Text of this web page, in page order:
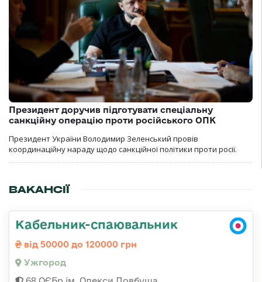
Президент доручив підготувати спеціальну
санкційну операцію проти російського ОПК
Президент України Володимир Зеленський провів
координаційну нараду щодо санкційної політики проти росії.
ВАКАНСІЇ
Кабельник-спаювальник
від 50000 до 120000 грн
Ужгород